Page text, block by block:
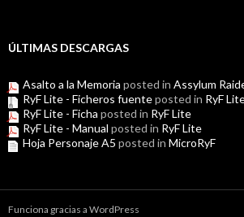
ÚLTIMAS DESCARGAS
Asalto a la Memoria posted in Assylum
RyF Lite - Ficheros fuenteposted in RyF
RyF Lite - Ficha posted in RyF Lite
RyF Lite - Manual posted in RyF Lite
Hoja Personaje A5 posted in MicroRyF
Funciona gracias a WordPress